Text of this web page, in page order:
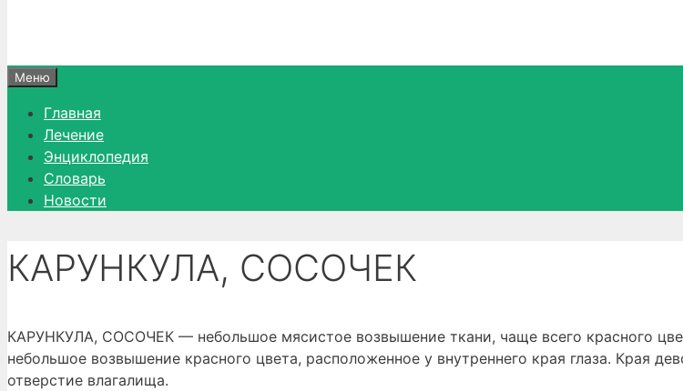
Меню
Главная
Лечение
Энциклопедия
Словарь
Новости
КАРУНКУЛА, СОСОЧЕК
КАРУНКУЛА, СОСОЧЕК — небольшое мясистое возвышение ткани, чаще всего красного
небольшое возвышение красного цвета, расположенное у внутреннего края глаза. Края
отверстие влагалища.